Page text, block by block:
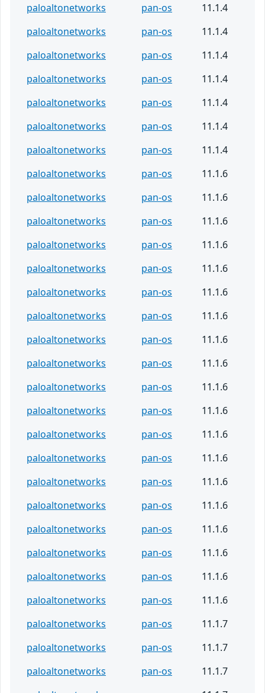
paloaltonetworks
pan-os
11.1.4
paloaltonetworks
pan-os
11.1.4
paloaltonetworks
pan-os
11.1.4
paloaltonetworks
pan-os
11.1.4
paloaltonetworks
pan-os
11.1.4
paloaltonetworks
pan-os
11.1.4
paloaltonetworks
pan-os
11.1.4
paloaltonetworks
pan-os
11.1.6
paloaltonetworks
pan-os
11.1.6
paloaltonetworks
pan-os
11.1.6
paloaltonetworks
pan-os
11.1.6
paloaltonetworks
pan-os
11.1.6
paloaltonetworks
pan-os
11.1.6
paloaltonetworks
pan-os
11.1.6
paloaltonetworks
pan-os
11.1.6
paloaltonetworks
pan-os
11.1.6
paloaltonetworks
pan-os
11.1.6
paloaltonetworks
pan-os
11.1.6
paloaltonetworks
pan-os
11.1.6
paloaltonetworks
pan-os
11.1.6
paloaltonetworks
pan-os
11.1.6
paloaltonetworks
pan-os
11.1.6
paloaltonetworks
pan-os
11.1.6
paloaltonetworks
pan-os
11.1.6
paloaltonetworks
pan-os
11.1.6
paloaltonetworks
pan-os
11.1.6
paloaltonetworks
pan-os
11.1.7
paloaltonetworks
pan-os
11.1.7
paloaltonetworks
pan-os
11.1.7